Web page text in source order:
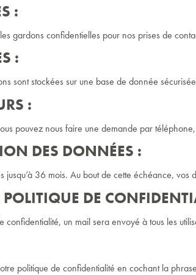
:
gardons confidentielles pour nos prises de
:
sont stockées sur une base de donnée
:
pouvez nous faire une demande par
DES DONNÉES :
36 mois. Au bout de cette échéance,
DE
un mail sera envoyé à tous les
politique de confidentialité en cochant la